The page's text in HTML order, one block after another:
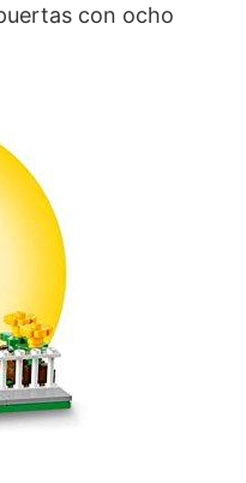
con ocho